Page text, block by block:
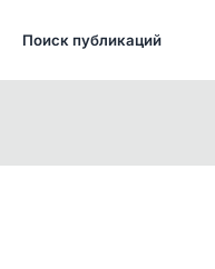
Поиск публикаций